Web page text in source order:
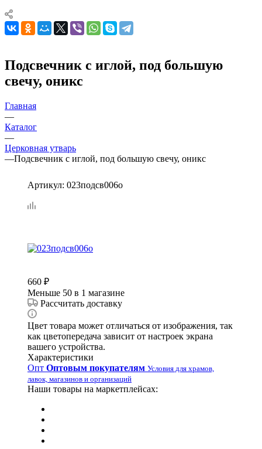
Подсвечник с иглой, под большую
свечу, оникс
Главная
—
Каталог
—
Церковная утварь
—Подсвечник с иглой, под большую свечу, оникс
Артикул: 023подсв006о
660 ₽
Меньше 50 в 1 магазине
Рассчитать доставку
Цвет товара может отличаться от изображения, так
как цветопередача зависит от настроек экрана
вашего устройства.
Характеристики
Опт Оптовым покупателям Условия для храмов,
лавок, магазинов и организаций
Наши товары на маркетплейсах: